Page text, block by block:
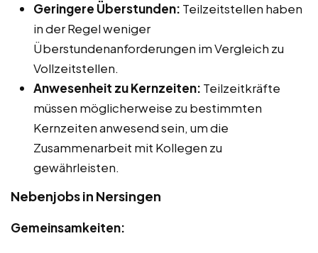
Geringere Überstunden: Teilzeitstellen haben
in der Regel weniger
Überstundenanforderungen im Vergleich zu
Vollzeitstellen.
Anwesenheit zu Kernzeiten: Teilzeitkräfte
müssen möglicherweise zu bestimmten
Kernzeiten anwesend sein, um die
Zusammenarbeit mit Kollegen zu
gewährleisten.
Nebenjobs in Nersingen
Gemeinsamkeiten: